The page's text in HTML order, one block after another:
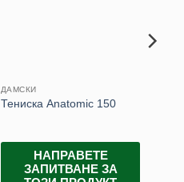
ДАМСКИ
Тениска Anatomic 150
НАПРАВЕТЕ
ЗАПИТВАНЕ ЗА